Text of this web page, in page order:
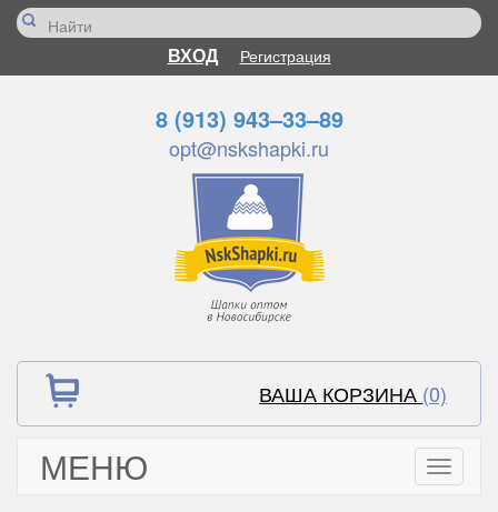
ВХОД Регистрация
8 (913) 943–33–89
opt@nskshapki.ru
ВАША КОРЗИНА (0)
МЕНЮ
Toggle